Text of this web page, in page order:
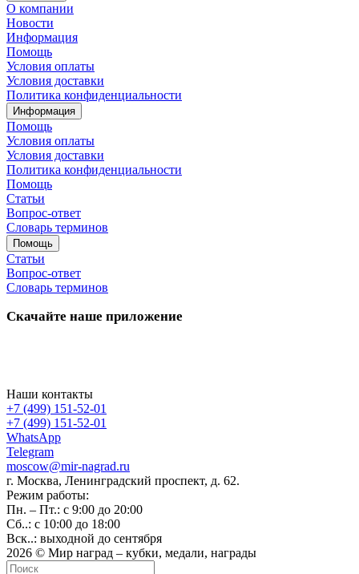
О компании
Новости
Информация
Помощь
Условия оплаты
Условия доставки
Политика конфиденциальности
Информация
Помощь
Условия оплаты
Условия доставки
Политика конфиденциальности
Помощь
Статьи
Вопрос-ответ
Словарь терминов
Помощь
Статьи
Вопрос-ответ
Словарь терминов
Скачайте наше приложение
Наши контакты
+7 (499) 151-52-01
+7 (499) 151-52-01
WhatsApp
Telegram
moscow@mir-nagrad.ru
г. Москва, Ленинградский проспект, д. 62.
Режим работы:
Пн. – Пт.: с 9:00 до 20:00
Сб..: с 10:00 до 18:00
Вск..: выходной до сентября
2026 © Мир наград – кубки, медали, награды